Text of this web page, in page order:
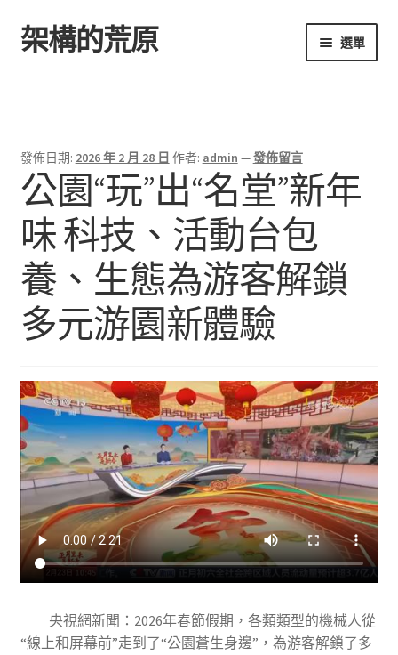
跳
至
跳
至
架構的荒原 選單
發佈日期: 2026 年 2 月 28 日 作者: admin —發佈留言
公園“玩”出“名堂”新年
味 科技、活動台包
養、生態為游客解鎖
多元游園新體驗
央視網新聞：2026年春節假期，各類類型的機械人從
“線上和屏幕前”走到了“公園蒼生身邊”，為游客解鎖了多